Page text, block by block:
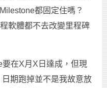
都固定住嗎？
軟體都不去改變里程碑
在X月X日達成，但現
期跑掉並不是我故意放